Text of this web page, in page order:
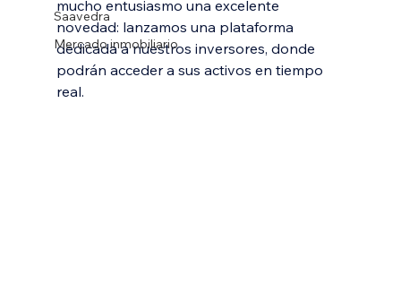
Saavedra
Mercado inmobiliario
mucho entusiasmo una excelente
novedad: lanzamos una plataforma
dedicada a nuestros inversores, donde
podrán acceder a sus activos en tiempo
real.